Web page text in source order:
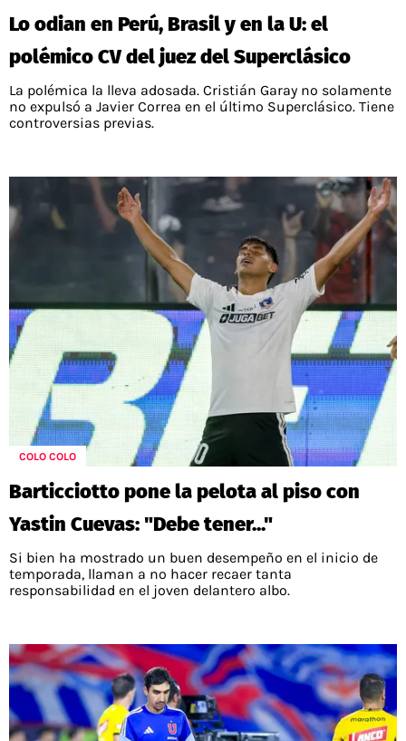
Lo odian en Perú, Brasil y en la U: el
polémico CV del juez del Superclásico
La polémica la lleva adosada. Cristián Garay no solamente
no expulsó a Javier Correa en el último Superclásico. Tiene
controversias previas.
COLO COLO
Barticciotto pone la pelota al piso con
Yastin Cuevas: "Debe tener..."
Si bien ha mostrado un buen desempeño en el inicio de
temporada, llaman a no hacer recaer tanta
responsabilidad en el joven delantero albo.